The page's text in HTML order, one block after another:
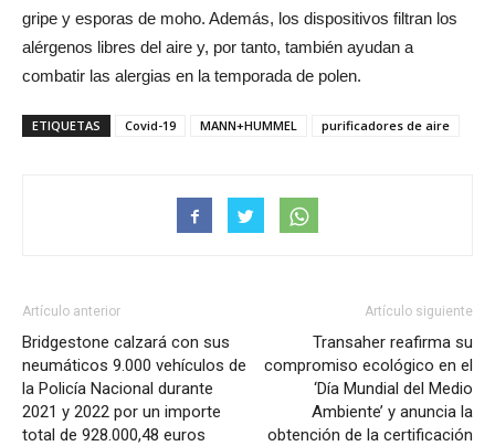
gripe y esporas de moho. Además, los dispositivos filtran los
alérgenos libres del aire y, por tanto, también ayudan a
combatir las alergias en la temporada de polen.
ETIQUETAS Covid-19 MANN+HUMMEL purificadores de aire
Artículo anterior
Bridgestone calzará con sus
neumáticos 9.000 vehículos de
la Policía Nacional durante
2021 y 2022 por un importe
total de 928.000,48 euros
Artículo siguiente
Transaher reafirma su
compromiso ecológico en el
‘Día Mundial del Medio
Ambiente’ y anuncia la
obtención de la certificación